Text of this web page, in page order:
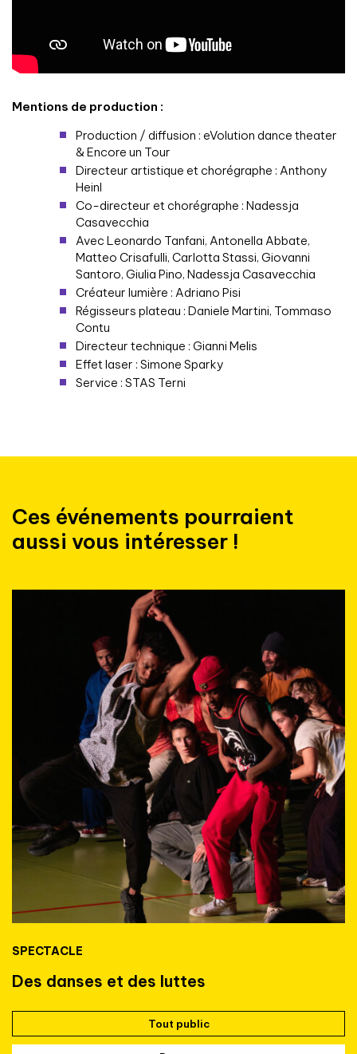
Mentions de production :
Production / diffusion : eVolution dance theater
& Encore un Tour
Directeur artistique et chorégraphe : Anthony
Heinl
Co-directeur et chorégraphe : Nadessja
Casavecchia
Avec Leonardo Tanfani, Antonella Abbate,
Matteo Crisafulli, Carlotta Stassi, Giovanni
Santoro, Giulia Pino, Nadessja Casavecchia
Créateur lumière : Adriano Pisi
Régisseurs plateau : Daniele Martini, Tommaso
Contu
Directeur technique : Gianni Melis
Effet laser : Simone Sparky
Service : STAS Terni
Ces événements pourraient
aussi vous intéresser !
SPECTACLE
Des danses et des luttes
Tout public